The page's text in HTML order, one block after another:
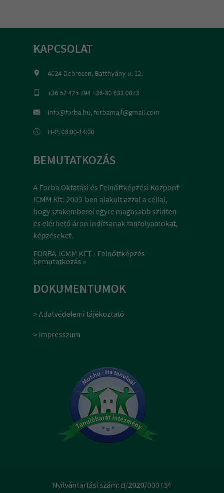
KAPCSOLAT
4024 Debrecen, Batthyány u. 12.
+36 52 425 794 +36-30 633 0073
info@forba.hu, forbamail@gmail.com
H-P: 08:00-14:00
BEMUTATKOZÁS
A Forba Oktatási és Felnőttképzési Központ-
ICMM Kft. 2009-ben alakult azzal a céllal,
hogy szakemberei egyre magasabb szinten
és elérhető áron indítsanak tanfolyamokat,
képzéseket.
FORBA-ICMM KFT - Felnőttképzés
bemutatkozás »
DOKUMENTUMOK
> Adatvédelemi tájékoztató
> Impresszum
Nyilvántartási szám: B/2020/000734